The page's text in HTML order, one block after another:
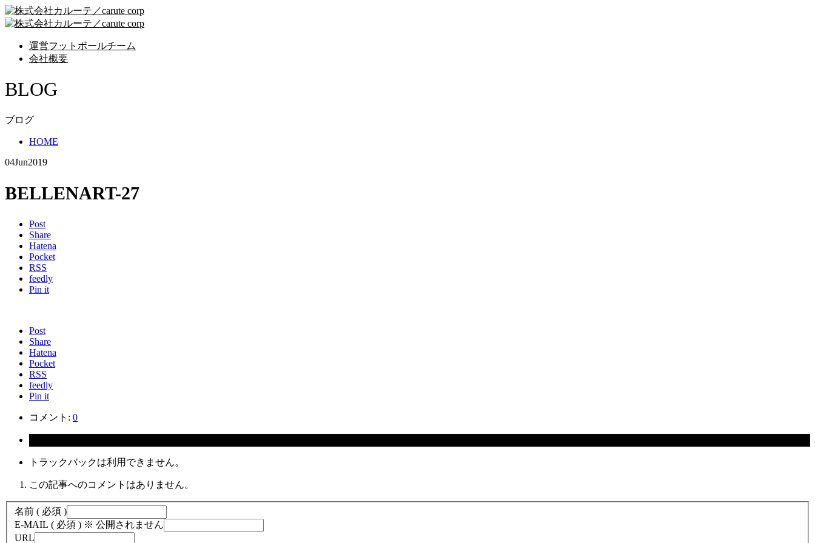
運営フットボールチーム
会社概要
BLOG
ブログ
HOME
04Jun2019
BELLENART-27
Post
Share
Hatena
Pocket
RSS
feedly
Pin it
Post
Share
Hatena
Pocket
RSS
feedly
Pin it
コメント: 0
トラックバックは利用できません。
この記事へのコメントはありません。
名前 ( 必須 )
E-MAIL ( 必須 ) ※ 公開されません
URL